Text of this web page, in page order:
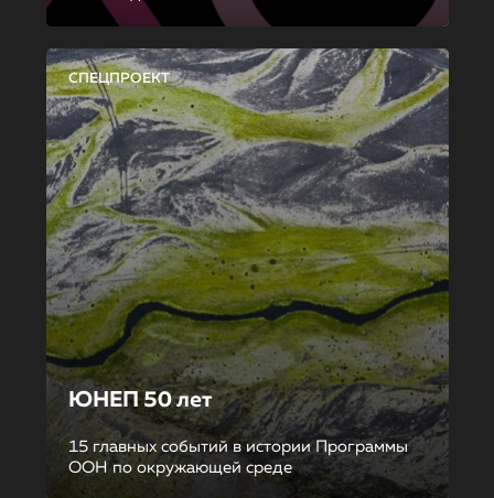
СПЕЦПРОЕКТ
ЮНЕП 50 лет
15 главных событий в истории Программы
ООН по окружающей среде